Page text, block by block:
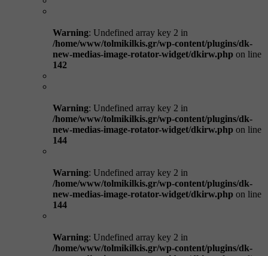
Warning: Undefined array key 2 in
/home/www/tolmikilkis.gr/wp-content/plugins/dk-
new-medias-image-rotator-widget/dkirw.php on line
142
Warning: Undefined array key 2 in
/home/www/tolmikilkis.gr/wp-content/plugins/dk-
new-medias-image-rotator-widget/dkirw.php on line
144
Warning: Undefined array key 2 in
/home/www/tolmikilkis.gr/wp-content/plugins/dk-
new-medias-image-rotator-widget/dkirw.php on line
144
Warning: Undefined array key 2 in
/home/www/tolmikilkis.gr/wp-content/plugins/dk-